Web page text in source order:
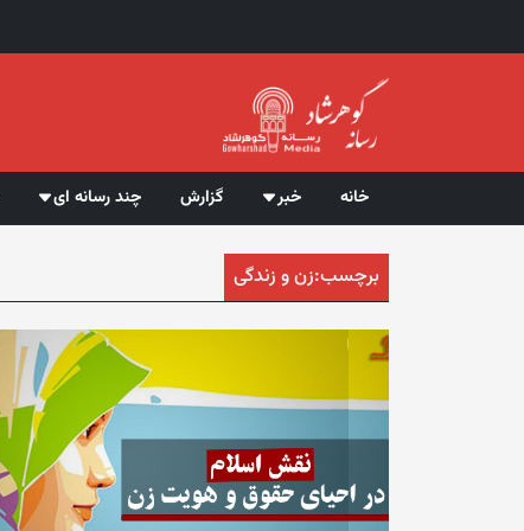
خانه خبر گزارش چند رسانه ای
برچسب:زن و زندگی